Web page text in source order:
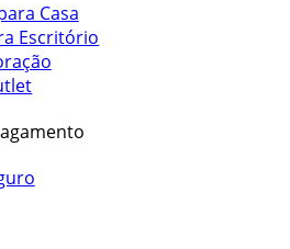
Casa
Escritório